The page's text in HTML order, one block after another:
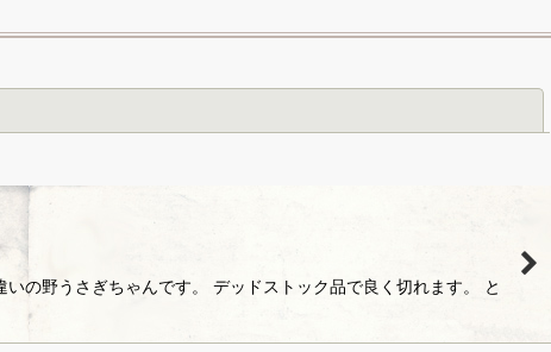
の野うさぎちゃんです。 デッドストック品で良く切れます。 と